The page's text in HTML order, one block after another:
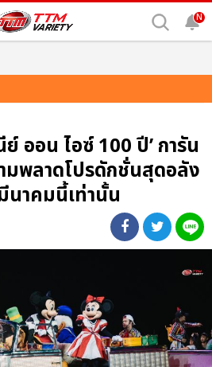
N
ออน ไอซ์ 100 ปี’ การัน
มพลาดโปรดักชั่นสุดอลัง
นาคมนี้เท่านั้น